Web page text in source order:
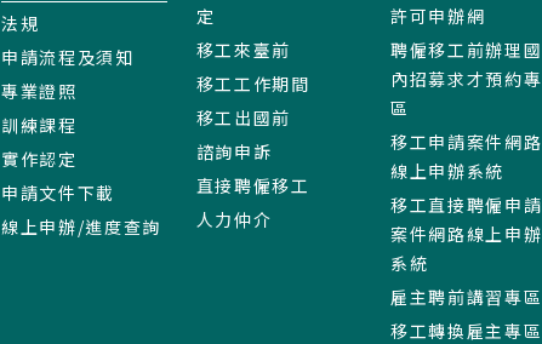
法規
申請流程及須知
專業證照
訓練課程
實作認定
申請文件下載
線上申辦/進度查詢
定
移工來臺前
移工工作期間
移工出國前
諮詢申訴
直接聘僱移工
人力仲介
許可申辦網
聘僱移工前辦理國
內招募求才預約專
區
移工申請案件網路
線上申辦系統
移工直接聘僱申請
案件網路線上申辦
系統
雇主聘前講習專區
移工轉換雇主專區